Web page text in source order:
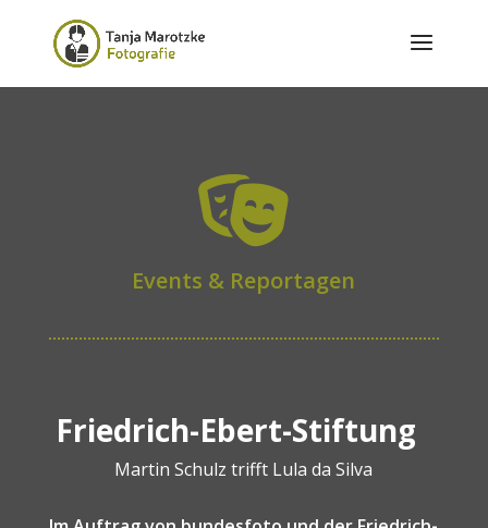

Events & Reportagen
Friedrich-Ebert-Stiftung
Martin Schulz trifft Lula da Silva